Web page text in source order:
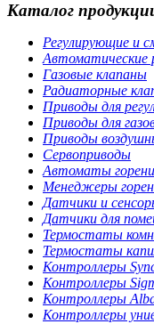
Каталог
Регулирующие и
Автоматические
Газовые клапаны
Радиаторные
Приводы для
Приводы для
Приводы
Сервоприводы
Автоматы
Менеджеры
Датчики и
Датчики для
Термостаты
Термостаты
Контроллеры
Контроллеры
Контроллеры
Контроллеры